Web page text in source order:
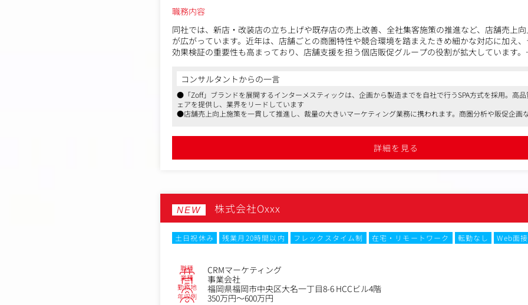
職務内容
同社では、新店・改装店の立ち上げや既存店の売上改善、全社集客施策の推進など、店舗売上
が広がっています。近年は、店舗ごとの商圏特性や競合環境を踏まえたきめ細かな対応に加え
効果検証の重要性も高まっており、店舗支援を担う個店販促グループの役割が拡大しています。
今回は、売上データや顧客動向の分析から課題抽出を行い、販促企画や改善施策の立案・実行ま
メンバーを増員募集します。
現場と本部をつなぐ立場として、全国の店舗成長を支えることができるポジションです。
＜具体的な業務内容＞
2.新店・改装店支援
・オープン前の商圏分析
・ターゲット設定
・販促計画立案
・課題抽出と改善施策推進
3.不振店舗改善
・売上未達店舗の要因分析
コンサルタントからの一言
●「Zoff」ブランドを展開するインターメスティックは、企画から製造までを自社で行うSPA方式を採用。高
ェアを提供し、業界をリードしています
●店舗売上向上施策を一貫して推進し、裁量の大きいマーケティング業務に携われます。商圏分析や販促企画
詳細を見る
NEW 株式会社Oxxx
土日祝休み 残業月20時間以内 フレックスタイム制 在宅・リモートワーク 転勤なし
Web面接
職種 CRMマーケティング
業種 事業会社
勤務地 福岡県福岡市中央区大名一丁目8-6 HCCビル4階
年収例
350万円～600万円